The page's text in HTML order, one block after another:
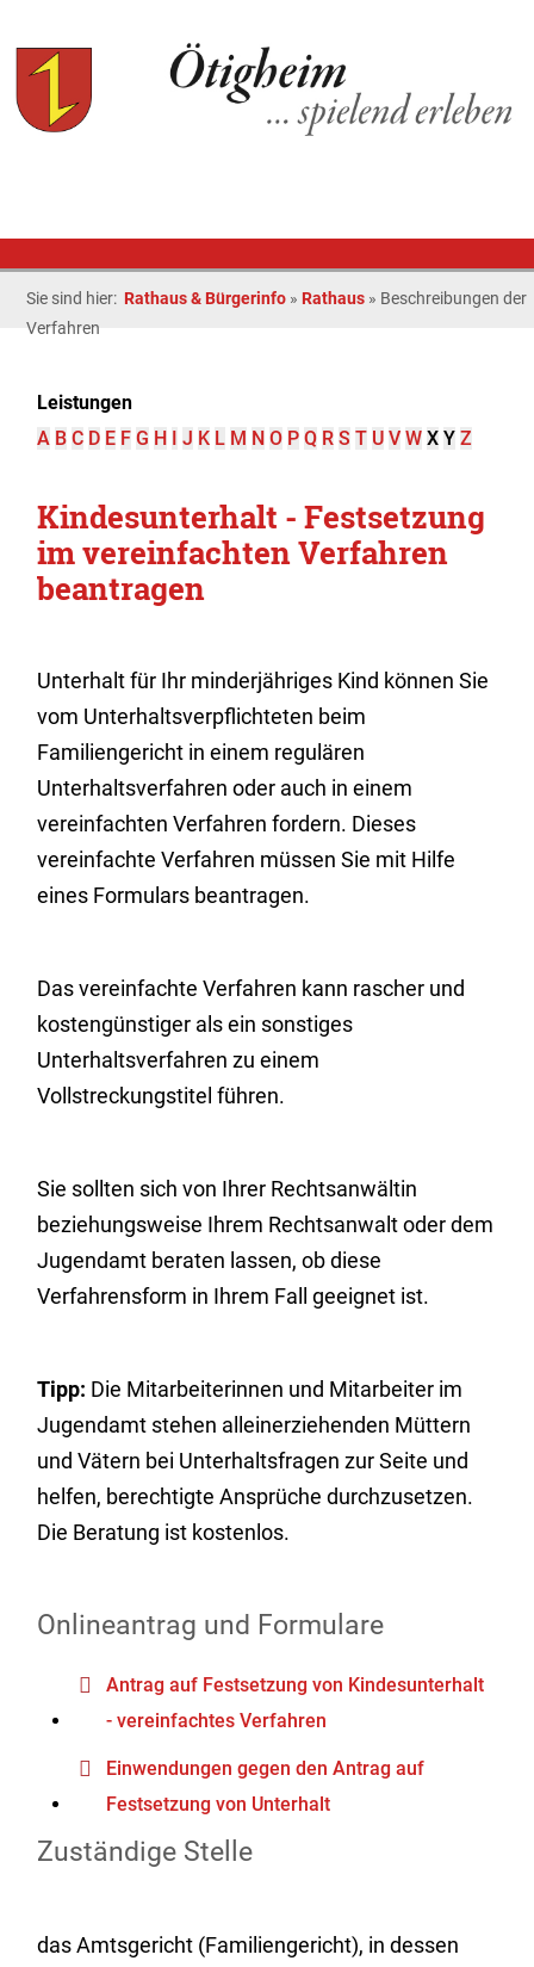
Sie sind hier: Rathaus & Bürgerinfo » Rathaus » Beschreibungen der
Verfahren
Leistungen
A B C D E F G H I J K L M N O P Q R S T U V W X Y Z
Kindesunterhalt - Festsetzung
im vereinfachten Verfahren
beantragen
Unterhalt für Ihr minderjähriges Kind können Sie
vom Unterhaltsverpflichteten beim
Familiengericht in einem regulären
Unterhaltsverfahren oder auch in einem
vereinfachten Verfahren fordern. Dieses
vereinfachte Verfahren müssen Sie mit Hilfe
eines Formulars beantragen.
Das vereinfachte Verfahren kann rascher und
kostengünstiger als ein sonstiges
Unterhaltsverfahren zu einem
Vollstreckungstitel führen.
Sie sollten sich von Ihrer Rechtsanwältin
beziehungsweise Ihrem Rechtsanwalt oder dem
Jugendamt beraten lassen, ob diese
Verfahrensform in Ihrem Fall geeignet ist.
Tipp: Die Mitarbeiterinnen und Mitarbeiter im
Jugendamt stehen alleinerziehenden Müttern
und Vätern bei Unterhaltsfragen zur Seite und
helfen, berechtigte Ansprüche durchzusetzen.
Die Beratung ist kostenlos.
Onlineantrag und Formulare
Antrag auf Festsetzung von Kindesunterhalt
- vereinfachtes Verfahren
Einwendungen gegen den Antrag auf
Festsetzung von Unterhalt
Zuständige Stelle
das Amtsgericht (Familiengericht), in dessen